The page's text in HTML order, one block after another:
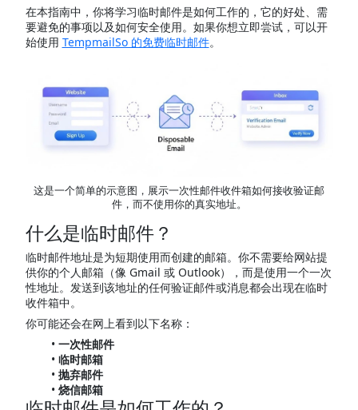
在本指南中，你将学习临时邮件是如何工作的，它的好处、需
要避免的事项以及如何安全使用。如果你想立即尝试，可以开
始使用 TempmailSo 的免费临时邮件。
这是一个简单的示意图，展示一次性邮件收件箱如何接收验证邮
件，而不使用你的真实地址。
什么是临时邮件？
临时邮件地址是为短期使用而创建的邮箱。你不需要给网站提
供你的个人邮箱（像 Gmail 或 Outlook），而是使用一个一次
性地址。发送到该地址的任何验证邮件或消息都会出现在临时
收件箱中。
你可能还会在网上看到以下名称：
一次性邮件
临时邮箱
抛弃邮件
烧信邮箱